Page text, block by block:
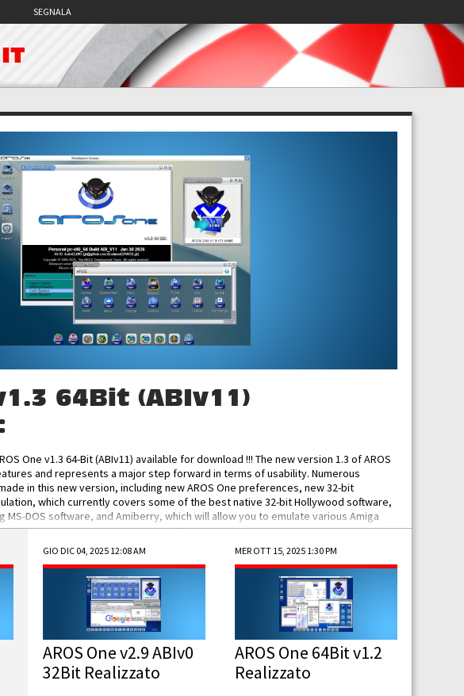
SEGNALA
64Bit (ABIv11)
One v1.3 64-Bit (ABIv11) available for download !!! The new version 1.3 of AROS
and represents a major step forward in terms of usability. Numerous
in this new version, including new AROS One preferences, new 32-bit
which currently covers some of the best native 32-bit Hollywood software,
MS-DOS software, and Amiberry, which will allow you to emulate various Amiga
v1.3 64-Bit-v11 ISO/IMG/: Download Functionalities: Improved...
GIO DIC 04, 2025 12:08 AM
AROS One v2.9 ABIv0
32Bit Realizzato
MER OTT 15, 2025 1:30 PM
AROS One 64Bit v1.2
Realizzato